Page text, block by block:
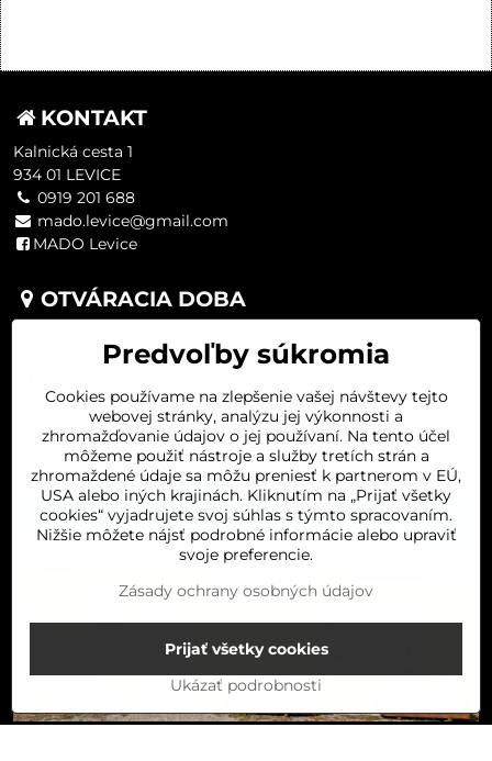
KONTAKT
Kalnická cesta 1
934 01 LEVICE
0919 201 688
mado.levice@gmail.com
MADO Levice
OTVÁRACIA DOBA
UTOROK 8:00-16:00
ŠTVRTOK 8:00-16:00
PIATOK 8:00-16:00
SOBOTA 8:00-11:30
Predvoľby súkromia
Cookies používame na zlepšenie vašej návštevy tejto
webovej stránky, analýzu jej výkonnosti a
zhromažďovanie údajov o jej používaní. Na tento účel
môžeme použiť nástroje a služby tretích strán a
zhromaždené údaje sa môžu preniesť k partnerom v EÚ,
USA alebo iných krajinách. Kliknutím na „Prijať všetky
cookies“ vyjadrujete svoj súhlas s týmto spracovaním.
Nižšie môžete nájsť podrobné informácie alebo upraviť
svoje preferencie.
Zásady ochrany osobných údajov
Ukázať podrobnosti
Prijať všetky cookies